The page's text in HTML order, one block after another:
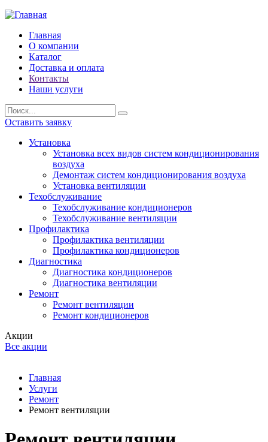
Главная
О компании
Каталог
Доставка и оплата
Контакты
Наши услуги
Оставить заявку
Установка
Установка всех видов систем кондиционирования
воздуха
Демонтаж систем кондиционирования воздуха
Установка вентиляции
Техобслуживание
Техобслуживание кондиционеров
Техобслуживание вентиляции
Профилактика
Профилактика вентиляции
Профилактика кондиционеров
Диагностика
Диагностика кондиционеров
Диагностика вентиляции
Ремонт
Ремонт вентиляции
Ремонт кондиционеров
Акции
Все акции
Главная
Услуги
Ремонт
Ремонт вентиляции